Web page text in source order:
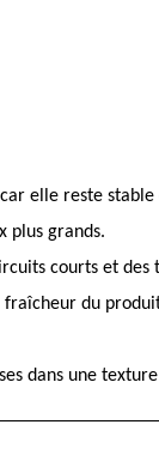
elle reste
plus grands.
courts et des
du
dans une